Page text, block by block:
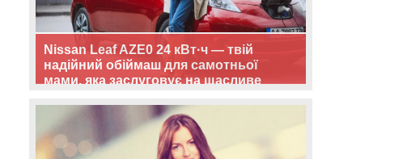
Nissan Leaf AZE0 24 кВт·ч — твій
надійний обіймаш для самотньої
мами, яка заслуговує на щасливе